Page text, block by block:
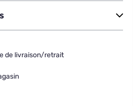
de livraison/retrait